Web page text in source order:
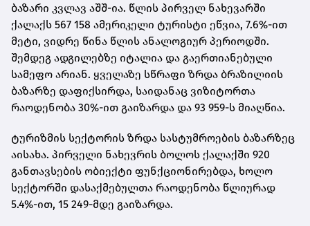
ბაზარი კვლავ აშშ-ია. წლის პირველ ნახევარში
ქალაქს 567 158 ამერიკელი ტურისტი ეწვია, 7.6%-ით
მეტი, ვიდრე წინა წლის ანალოგიურ პერიოდში.
შემდეგ ადგილებზე იტალია და გაერთიანებული
სამეფო არიან. ყველაზე სწრაფი ზრდა ბრაზილიის
ბაზარზე დაფიქსირდა, საიდანაც ვიზიტორთა
რაოდენობა 30%-ით გაიზარდა და 93 959-ს მიაღწია.
ტურიზმის სექტორის ზრდა სასტუმროების ბაზარზეც
აისახა. პირველი ნახევრის ბოლოს ქალაქში 920
განთავსების ობიექტი ფუნქციონირებდა, ხოლო
სექტორში დასაქმებულთა რაოდენობა წლიურად
5.4%-ით, 15 249-მდე გაიზარდა.